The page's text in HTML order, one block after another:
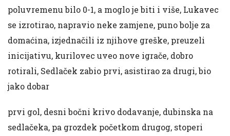
poluvremenu bilo 0-1, a moglo je biti i više, Lukavec
se izrotirao, napravio neke zamjene, puno bolje za
domaćina, izjednačili iz njihove greške, preuzeli
inicijativu, kurilovec uveo nove igrače, dobro
rotirali, Sedlaček zabio prvi, asistirao za drugi, bio
jako dobar
prvi gol, desni bočni krivo dodavanje, dubinska na
sedlačeka, pa grozdek početkom drugog, stoperi